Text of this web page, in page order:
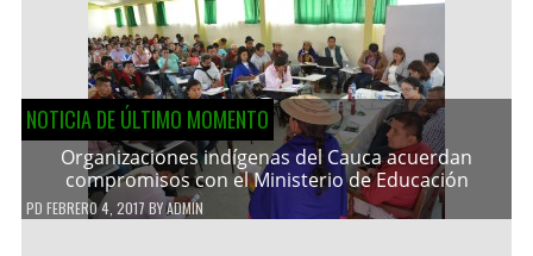
NOTICIA DE ÚLTIMO MOMENTO
Organizaciones indígenas del Cauca acuerdan
compromisos con el Ministerio de Educación
PD FEBRERO 4, 2017 BYADMIN